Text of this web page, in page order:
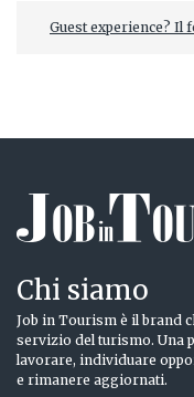
Guest experience? Il
Chi siamo
Job in Tourism è il brand
servizio del turismo. Una
lavorare, individuare
e rimanere aggiornati.